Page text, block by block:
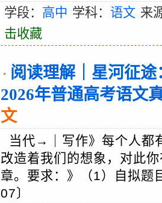
学段： 高中 学科： 语文 来
击收藏
· 阅读理解｜星河征
2026年普通高考语文
文
当代→｜写作》每个人都
改造着我们的想象，对此
章。要求：》（1）自拟
07〕